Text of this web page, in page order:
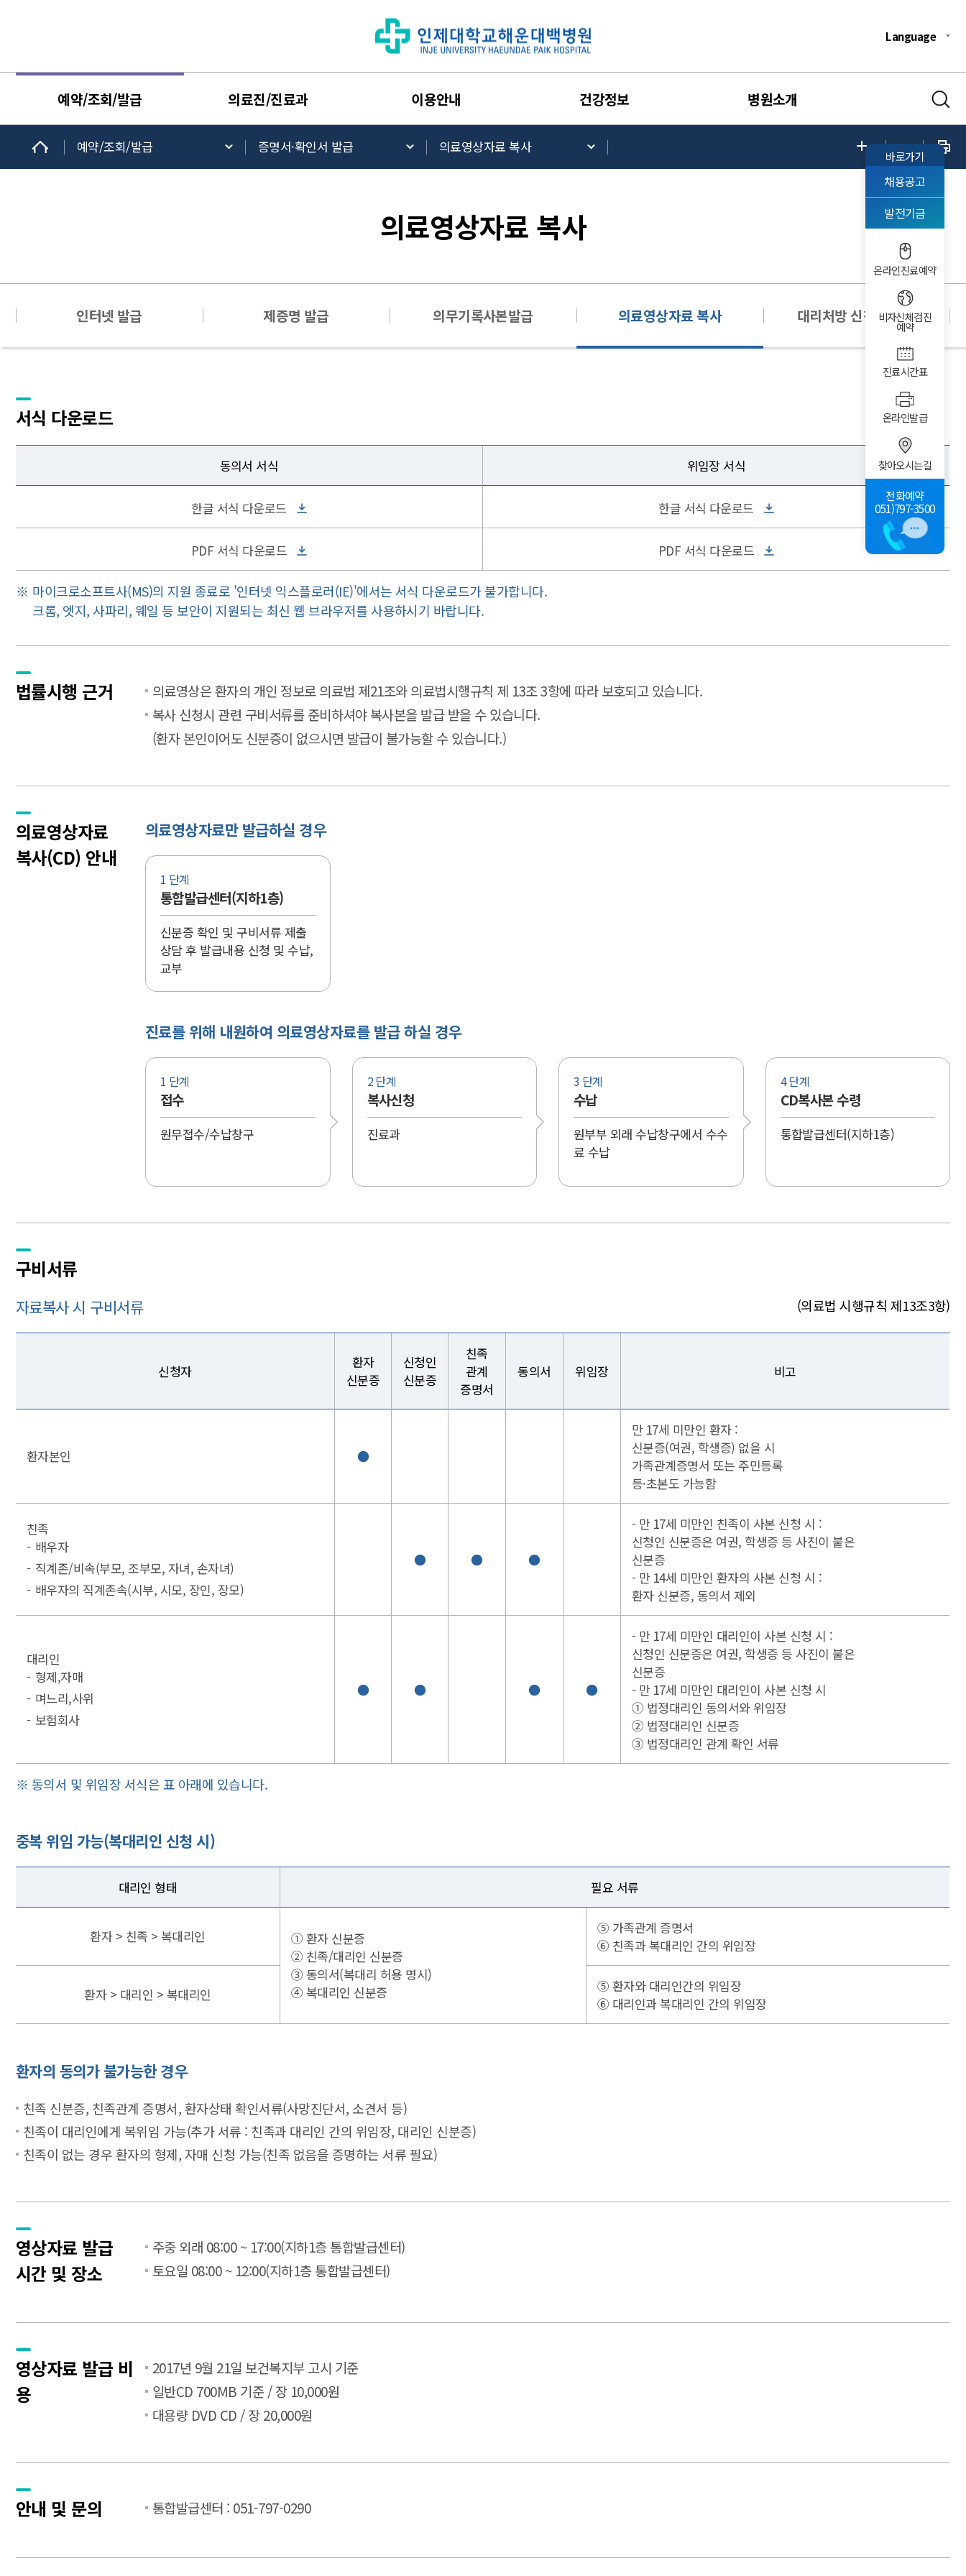
Language
예약/조회/발급 의료진/진료과 이용안내 건강정보 병원소개
예약/조회/발급 증명서·확인서 발급 의료영상자료 복사
의료영상자료 복사
인터넷 발급 제증명 발급 의무기록사본발급 의료영상자료 복사 대리처방 신청서 발급
서식 다운로드
동의서 서식 위임장 서식
한글 서식 다운로드 한글 서식 다운로드
PDF 서식 다운로드 PDF 서식 다운로드
마이크로소프트사(MS)의 지원 종료로 '인터넷 익스플로러(IE)'에서는 서식 다운로드가 불가합니다.
크롬, 엣지, 사파리, 웨일 등 보안이 지원되는 최신 웹 브라우저를 사용하시기 바랍니다.
법률시행 근거
의료영상은 환자의 개인 정보로 의료법 제21조와 의료법시행규칙 제 13조 3항에 따라 보호되고 있습니다.
복사 신청시 관련 구비서류를 준비하셔야 복사본을 발급 받을 수 있습니다.
(환자 본인이어도 신분증이 없으시면 발급이 불가능할 수 있습니다.)
의료영상자료
복사(CD) 안내
의료영상자료만 발급하실 경우
1 단계
통합발급센터(지하1층)
신분증 확인 및 구비서류 제출
상담 후 발급내용 신청 및 수납,
교부
진료를 위해 내원하여 의료영상자료를 발급 하실 경우
1 단계
접수
원무접수/수납창구
2 단계
복사신청
진료과
3 단계
수납
원부부 외래 수납창구에서 수수
료 수납
4 단계
CD복사본 수령
통합발급센터(지하1층)
구비서류
자료복사 시 구비서류 (의료법 시행규칙 제13조3항)
신청자
환자
신분증
신청인
신분증
친족
관계
증명서
동의서 위임장 비고
환자본인 ●
만 17세 미만인 환자 :
신분증(여권, 학생증) 없을 시
가족관계증명서 또는 주민등록
등·초본도 가능함
친족
배우자
직계존/비속(부모, 조부모, 자녀, 손자녀)
배우자의 직계존속(시부, 시모, 장인, 장모)
● ● ●
- 만 17세 미만인 친족이 사본 신청 시 :
신청인 신분증은 여권, 학생증 등 사진이 붙은
신분증
- 만 14세 미만인 환자의 사본 신청 시 :
환자 신분증, 동의서 제외
대리인
형제,자매
며느리,사위
보험회사
● ● ● ●
- 만 17세 미만인 대리인이 사본 신청 시 :
신청인 신분증은 여권, 학생증 등 사진이 붙은
신분증
- 만 17세 미만인 대리인이 사본 신청 시
① 법정대리인 동의서와 위임장
② 법정대리인 신분증
③ 법정대리인 관계 확인 서류
※ 동의서 및 위임장 서식은 표 아래에 있습니다.
중복 위임 가능(복대리인 신청 시)
대리인 형태 필요 서류
환자 > 친족 > 복대리인
① 환자 신분증
② 친족/대리인 신분증
③ 동의서(복대리 허용 명시)
④ 복대리인 신분증
⑤ 가족관계 증명서
⑥ 친족과 복대리인 간의 위임장
환자 > 대리인 > 복대리인
⑤ 환자와 대리인간의 위임장
⑥ 대리인과 복대리인 간의 위임장
환자의 동의가 불가능한 경우
친족 신분증, 친족관계 증명서, 환자상태 확인서류(사망진단서, 소견서 등)
친족이 대리인에게 복위임 가능(추가 서류 : 친족과 대리인 간의 위임장, 대리인 신분증)
친족이 없는 경우 환자의 형제, 자매 신청 가능(친족 없음을 증명하는 서류 필요)
영상자료 발급
시간 및 장소
주중 외래 08:00 ~ 17:00(지하1층 통합발급센터)
토요일 08:00 ~ 12:00(지하1층 통합발급센터)
영상자료 발급 비
용
2017년 9월 21일 보건복지부 고시 기준
일반CD 700MB 기준 / 장 10,000원
대용량 DVD CD / 장 20,000원
안내 및 문의 통합발급센터 : 051-797-0290
바로가기
채용공고
발전기금
온라인진료예약
비자신체검진
예약
진료시간표
온라인발급
찾아오시는길
전화예약
051)797-3500